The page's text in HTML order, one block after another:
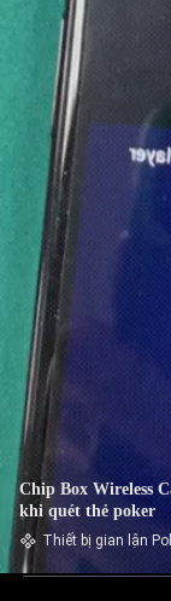
Chip Box Wireless
khi quét thẻ poker
Thiết bị gian lận